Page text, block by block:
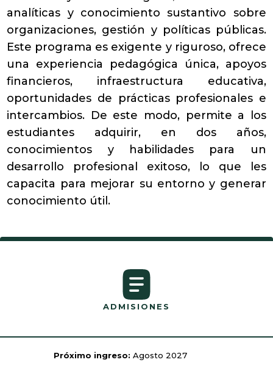
analíticas y conocimiento sustantivo sobre
organizaciones, gestión y políticas públicas.
Este programa es exigente y riguroso, ofrece
una experiencia pedagógica única, apoyos
financieros, infraestructura educativa,
oportunidades de prácticas profesionales e
intercambios. De este modo, permite a los
estudiantes adquirir, en dos años,
conocimientos y habilidades para un
desarrollo profesional exitoso, lo que les
capacita para mejorar su entorno y generar
conocimiento útil.
ADMISIONES
Próximo ingreso: Agosto 2027